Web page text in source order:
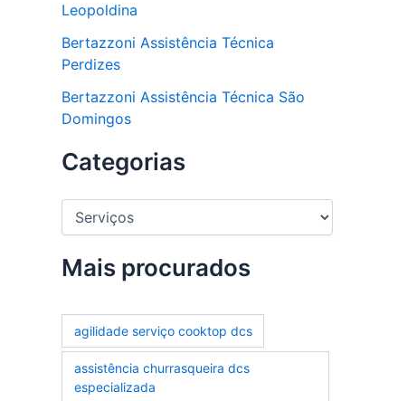
Leopoldina
Bertazzoni Assistência Técnica
Perdizes
Bertazzoni Assistência Técnica São
Domingos
Categorias
C
e
g
r
a
Mais procurados
agilidade serviço cooktop dcs
assistência churrasqueira dcs
especializada